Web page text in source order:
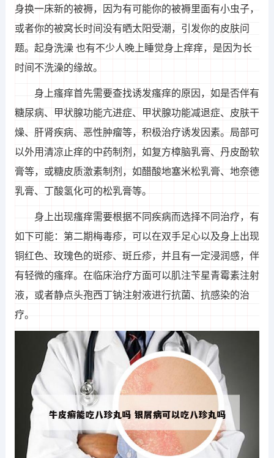
身换一床新的被褥，因为有可能你的被褥里面有小虫子，
或者你的被窝长时间没有晒太阳受潮，引发你的皮肤问
题。起身洗澡 也有不少人晚上睡觉身上痒痒，是因为长
时间不洗澡的缘故。
身上瘙痒首先需要查找诱发瘙痒的原因，如是否伴有
糖尿病、甲状腺功能亢进症、甲状腺功能减退症、皮肤干
燥、肝肾疾病、恶性肿瘤等，积极治疗诱发因素。局部可
以外用清凉止痒的中药制剂，如复方樟脑乳膏、丹皮酚软
膏等，或糖皮质激素制剂，如醋酸地塞米松乳膏、地奈德
乳膏、丁酸氢化可的松乳膏等。
身上出现瘙痒需要根据不同疾病而选择不同治疗，有
如下可能：第二期梅毒疹，可以在双手足心以及身上出现
铜红色、玫瑰色的斑疹、斑丘疹，并且有一定浸润感，伴
有轻微的瘙痒。在临床治疗方面可以肌注苄星青霉素注射
液，或者静点头孢西丁钠注射液进行抗菌、抗感染的治
疗。